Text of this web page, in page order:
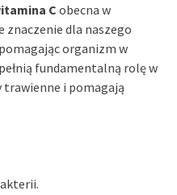
C obecna w
dla naszego
organizm w
fundamentalną rolę w
trawienne i pomagają